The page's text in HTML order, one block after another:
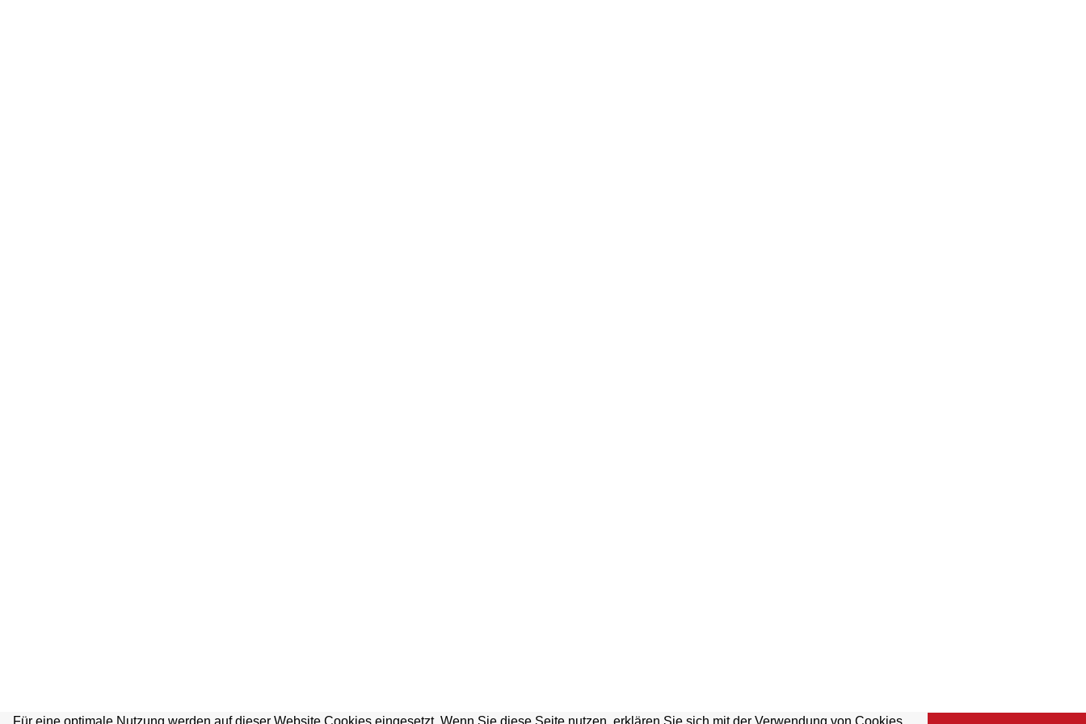
Für eine optimale Nutzung werden auf dieser Website Cookies eingesetzt. Wenn Sie diese Seite nutzen, erklären Sie sich mit der Verwendung von Cookies